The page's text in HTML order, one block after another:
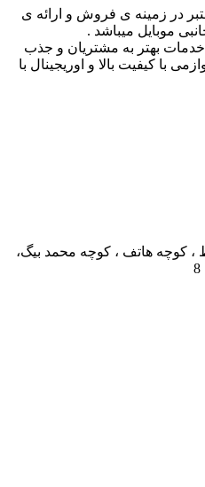
در زمینه ی فروش و ارائه ی
موبایل میباشد .
خدمات بهتر به مشتریان و جذب
با کیفیت بالا و اوریجینال با
، کوچه هاتف ، کوچه محمد بیگ،